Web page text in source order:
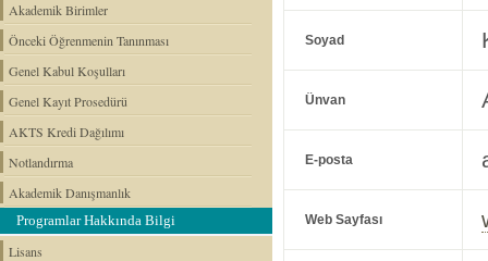
Akademik Birimler
Önceki Öğrenmenin Tanınması
Genel Kabul Koşulları
Genel Kayıt Prosedürü
AKTS Kredi Dağılımı
Notlandırma
Akademik Danışmanlık
Programlar Hakkında Bilgi
Lisans
Soyad
Ünvan
E-posta
Web Sayfası